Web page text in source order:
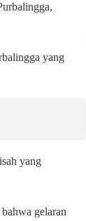
yang
yang
gelaran